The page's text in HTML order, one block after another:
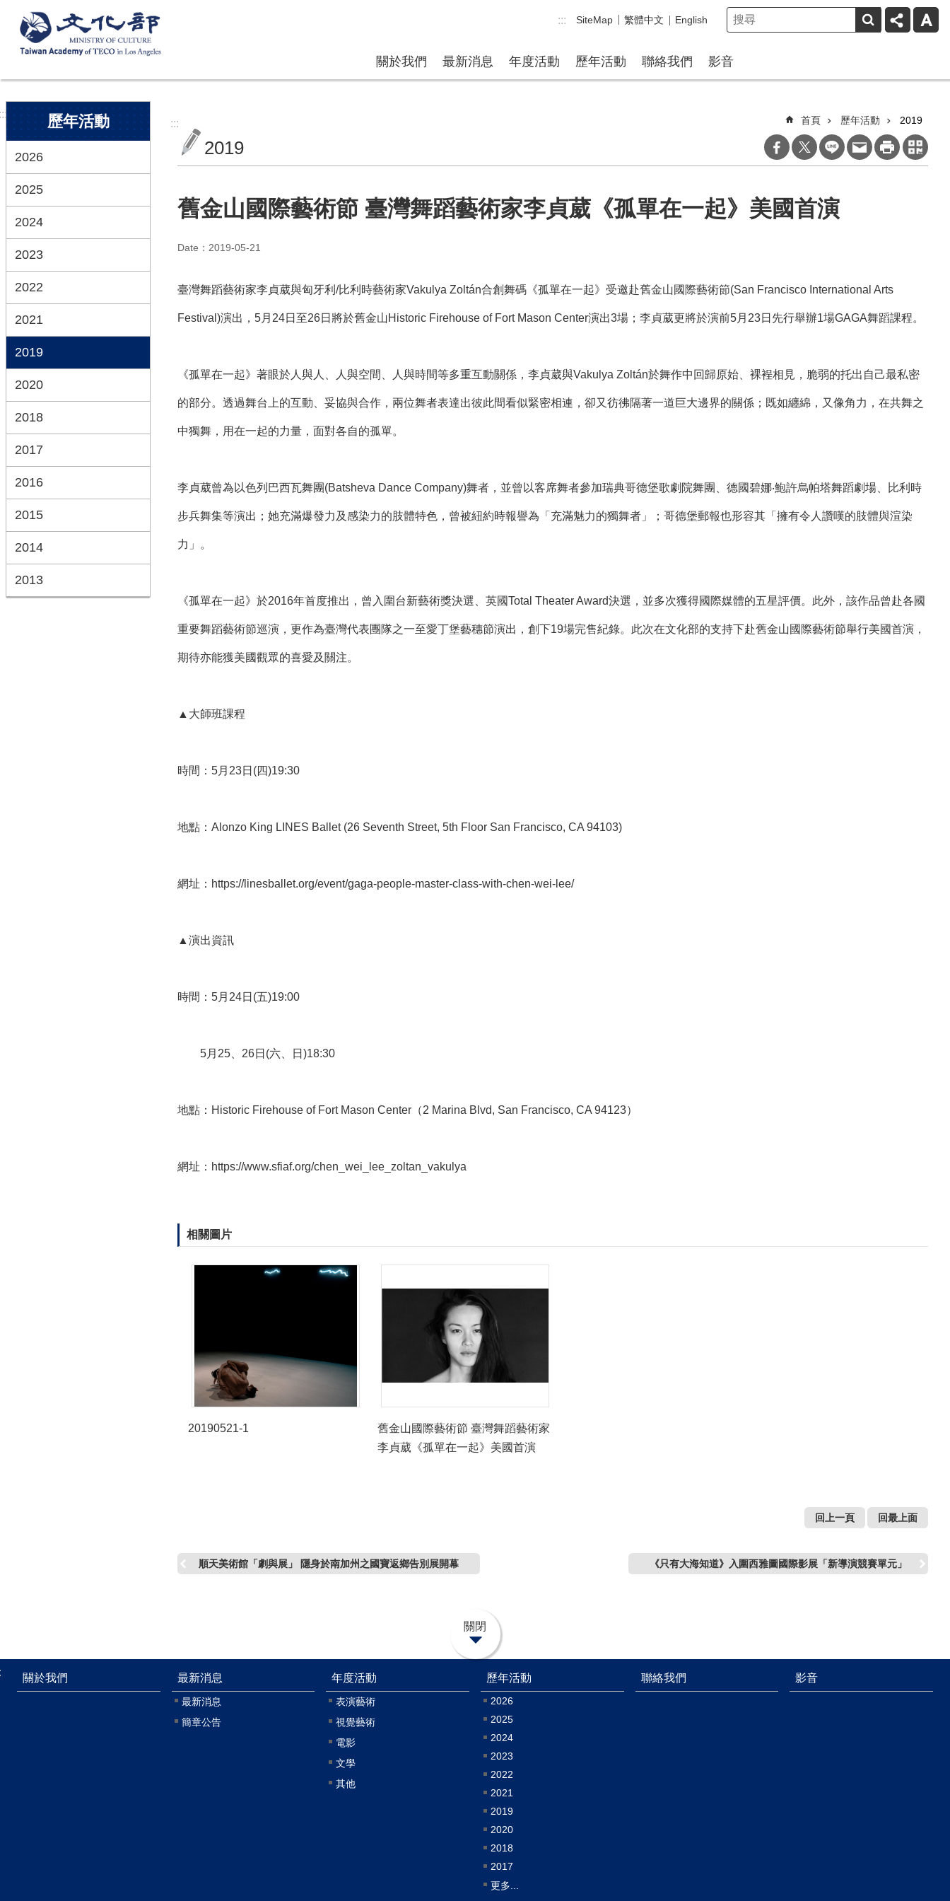
跳到主要內容區塊
::: SiteMap 繁體中文 English
關於我們 最新消息 年度活動 歷年活動 聯絡我們 影音
歷年活動
2026
2025
2024
2023
2022
2021
2019
2020
2018
2017
2016
2015
2014
2013
::: 首頁 歷年活動 2019
2019
舊金山國際藝術節 臺灣舞蹈藝術家李貞葳《孤單在一起》美國首演
Date：2019-05-21
臺灣舞蹈藝術家李貞葳與匈牙利/比利時藝術家Vakulya Zoltán合創舞碼《孤單在一起》受邀赴舊金山國際藝術節(San Francisco International Arts
Festival)演出，5月24日至26日將於舊金山Historic Firehouse of Fort Mason Center演出3場；李貞葳更將於演前5月23日先行舉辦1場GAGA舞蹈課程。
《孤單在一起》著眼於人與人、人與空間、人與時間等多重互動關係，李貞葳與Vakulya Zoltán於舞作中回歸原始、裸裎相見，脆弱的托出自己最私密
的部分。透過舞台上的互動、妥協與合作，兩位舞者表達出彼此間看似緊密相連，卻又彷彿隔著一道巨大邊界的關係；既如纏綿，又像角力，在共舞之
中獨舞，用在一起的力量，面對各自的孤單。
李貞葳曾為以色列巴西瓦舞團(Batsheva Dance Company)舞者，並曾以客席舞者參加瑞典哥德堡歌劇院舞團、德國碧娜‧鮑許烏帕塔舞蹈劇場、比利時
步兵舞集等演出；她充滿爆發力及感染力的肢體特色，曾被紐約時報譽為「充滿魅力的獨舞者」；哥德堡郵報也形容其「擁有令人讚嘆的肢體與渲染
力」。
《孤單在一起》於2016年首度推出，曾入圍台新藝術獎決選、英國Total Theater Award決選，並多次獲得國際媒體的五星評價。此外，該作品曾赴各國
重要舞蹈藝術節巡演，更作為臺灣代表團隊之一至愛丁堡藝穗節演出，創下19場完售紀錄。此次在文化部的支持下赴舊金山國際藝術節舉行美國首演，
期待亦能獲美國觀眾的喜愛及關注。
▲大師班課程
時間：5月23日(四)19:30
地點：Alonzo King LINES Ballet (26 Seventh Street, 5th Floor San Francisco, CA 94103)
網址：https://linesballet.org/event/gaga-people-master-class-with-chen-wei-lee/
▲演出資訊
時間：5月24日(五)19:00
5月25、26日(六、日)18:30
地點：Historic Firehouse of Fort Mason Center（2 Marina Blvd, San Francisco, CA 94123）
網址：https://www.sfiaf.org/chen_wei_lee_zoltan_vakulya
相關圖片
20190521-1
舊金山國際藝術節 臺灣舞蹈藝術家
李貞葳《孤單在一起》美國首演
回上一頁 回最上面
順天美術館「劇與展」 隱身於南加州之國寶返鄉告別展開幕 《只有大海知道》入圍西雅圖國際影展「新導演競賽單元」
關閉
關於我們 最新消息
最新消息
簡章公告
年度活動
表演藝術
視覺藝術
電影
文學
其他
歷年活動
2026
2025
2024
2023
2022
2021
2019
2020
2018
2017
更多...
聯絡我們 影音